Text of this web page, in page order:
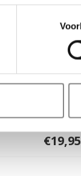
€19,95